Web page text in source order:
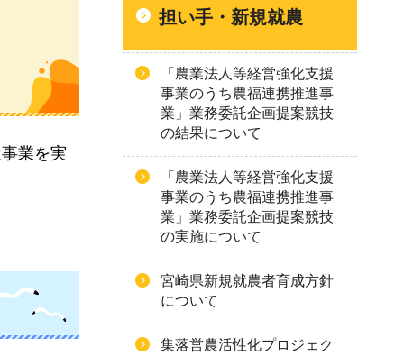
業を実
担い手・新規就農
「農業法人等経営強化支援
事業のうち農福連携推進事
業」業務委託企画提案競技
の結果について
「農業法人等経営強化支援
事業のうち農福連携推進事
業」業務委託企画提案競技
の実施について
宮崎県新規就農者育成方針
について
集落営農活性化プロジェク